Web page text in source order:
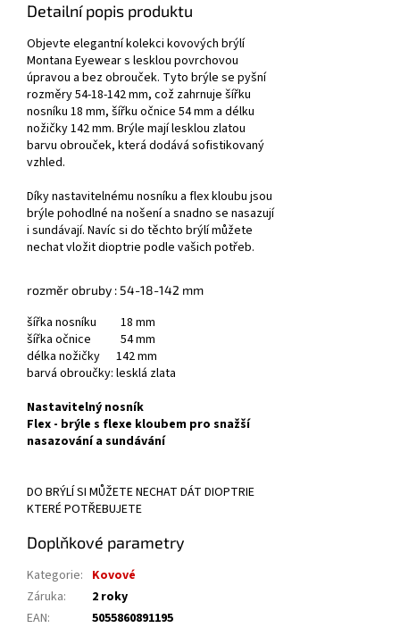
Detailní popis produktu
Objevte elegantní kolekci kovových brýlí
Montana Eyewear s lesklou povrchovou
úpravou a bez obrouček. Tyto brýle se pyšní
rozměry 54-18-142 mm, což zahrnuje šířku
nosníku 18 mm, šířku očnice 54 mm a délku
nožičky 142 mm. Brýle mají lesklou zlatou
barvu obrouček, která dodává sofistikovaný
vzhled.
Díky nastavitelnému nosníku a flex kloubu jsou
brýle pohodlné na nošení a snadno se nasazují
i sundávají. Navíc si do těchto brýlí můžete
nechat vložit dioptrie podle vašich potřeb.
rozměr obruby : 54-18-142 mm
šířka nosníku 18 mm
šířka očnice 54 mm
délka nožičky 142 mm
barvá obroučky: lesklá zlata
Nastavitelný nosník
Flex - brýle s flexe kloubem pro snažší
nasazování a sundávání
DO BRÝLÍ SI MŮŽETE NECHAT DÁT DIOPTRIE
KTERÉ POTŘEBUJETE
Doplňkové parametry
Kategorie: Kovové
Záruka:
2 roky
EAN:
5055860891195